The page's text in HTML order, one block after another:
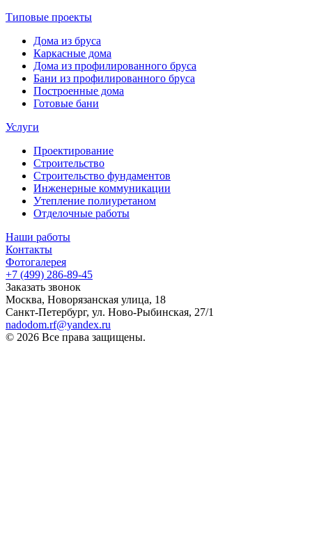
Типовые проекты
Дома из бруса
Каркасные дома
Дома из профилированного бруса
Бани из профилированного бруса
Построенные дома
Готовые бани
Услуги
Проектирование
Строительство
Строительство фундаментов
Инженерные коммуникации
Утепление полиуретаном
Отделочные работы
Наши работы
Контакты
Фотогалерея
+7 (499) 286-89-45
Заказать звонок
Москва, Новорязанская улица, 18
Санкт-Петербург, ул. Ново-Рыбинская, 27/1
nadodom.rf@yandex.ru
© 2026 Все права защищены.